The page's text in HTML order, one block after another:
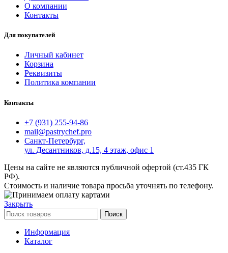
О компании
Контакты
Для покупателей
Личный кабинет
Корзина
Реквизиты
Политика компании
Контакты
+7 (931) 255-94-86
mail@pastrychef.pro
Санкт-Петербург,
ул. Десантников, д.15, 4 этаж, офис 1
Цены на сайте не являются публичной офертой (ст.435 ГК
РФ).
Стоимость и наличие товара просьба уточнять по телефону.
Закрыть
Поиск
Информация
Каталог